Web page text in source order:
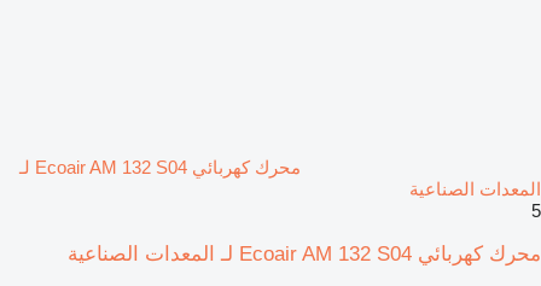
محرك كهربائي Ecoair AM 132 S04 لـ
المعدات الصناعية
5
محرك كهربائي Ecoair AM 132 S04 لـ المعدات الصناعية